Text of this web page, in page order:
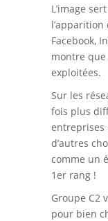
L’image
Facebook,
montre
exploitées.
Sur les
fois plus
entreprises
d’autres
comme un
1er rang !
Groupe C2
pour bien